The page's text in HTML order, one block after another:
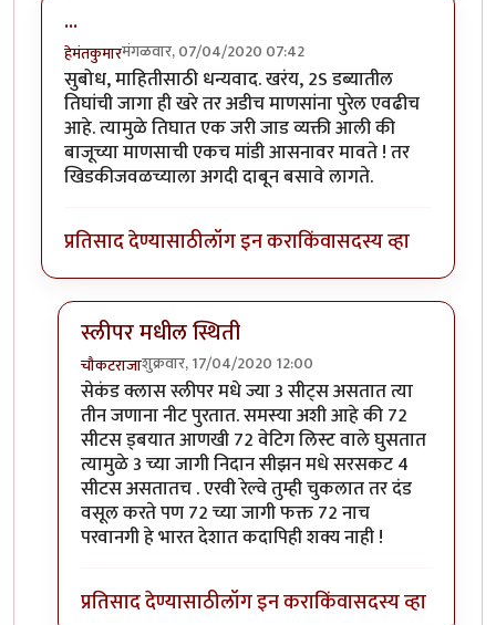
...
हेमंतकुमारमंगळवार, 07/04/2020 07:42
सुबोध, माहितीसाठी धन्यवाद. खरंय, 2S डब्यातील
तिघांची जागा ही खरे तर अडीच माणसांना पुरेल एवढीच
आहे. त्यामुळे तिघात एक जरी जाड व्यक्ती आली की
बाजूच्या माणसाची एकच मांडी आसनावर मावते ! तर
खिडकीजवळच्याला अगदी दाबून बसावे लागते.
प्रतिसाद देण्यासाठीलॉग इन कराकिंवासदस्य व्हा
स्लीपर मधील स्थिती
चौकटराजाशुक्रवार, 17/04/2020 12:00
In reply to...byहेमंतकुमार
सेकंड क्लास स्लीपर मधे ज्या 3 सीट्स असतात त्या
तीन जणाना नीट पुरतात. समस्या अशी आहे की 72
सीटस ड्बयात आणखी 72 वेटिग लिस्ट वाले घुसतात
त्यामुळे 3 च्या जागी निदान सीझन मधे सरसकट 4
सीटस असतातच . एरवी रेल्वे तुम्ही चुकलात तर दंड
वसूल करते पण 72 च्या जागी फक्त 72 नाच
परवानगी हे भारत देशात कदापिही शक्य नाही !
प्रतिसाद देण्यासाठीलॉग इन कराकिंवासदस्य व्हा